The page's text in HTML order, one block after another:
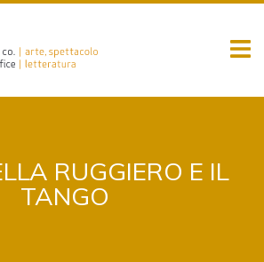
RUGGIERO E IL
TANGO